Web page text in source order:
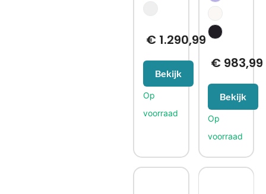
€1.290,99
Bekijk
€ 983,99
Bekijk